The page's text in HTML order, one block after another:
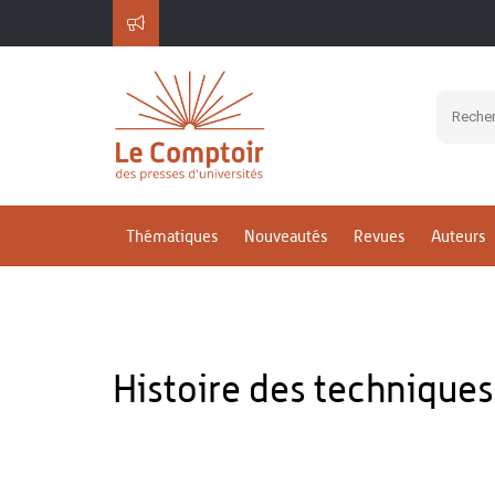
Thématiques Nouveautés Revues Auteurs
Histoire des techniques